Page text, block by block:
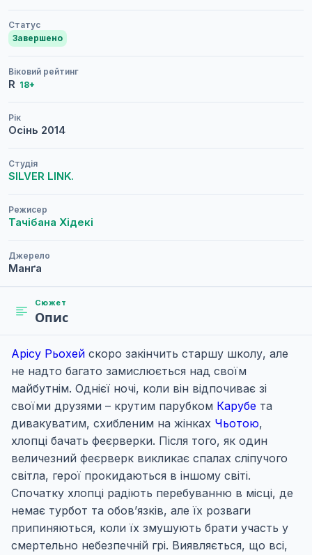
Статус
Завершено
Віковий рейтинг
R 18+
Рік
Осінь 2014
Студія
SILVER LINK.
Режисер
Тачібана Хідекі
Джерело
Манґа
Сюжет
Опис
Арісу Рьохей скоро закінчить старшу школу, але
не надто багато замислюється над своїм
майбутнім. Однієї ночі, коли він відпочиває зі
своїми друзями – крутим парубком Карубе та
дивакуватим, схибленим на жінках Чьотою,
хлопці бачать феєрверки. Після того, як один
величезний феєрверк викликає спалах сліпучого
світла, герої прокидаються в іншому світі.
Спочатку хлопці радіють перебуванню в місці, де
немає турбот та обов’язків, але їх розваги
припиняються, коли їх змушують брати участь у
смертельно небезпечній грі. Виявляється, що всі,